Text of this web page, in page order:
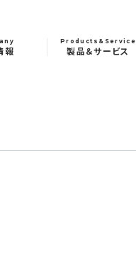
報
Products&Service
製品＆サービス